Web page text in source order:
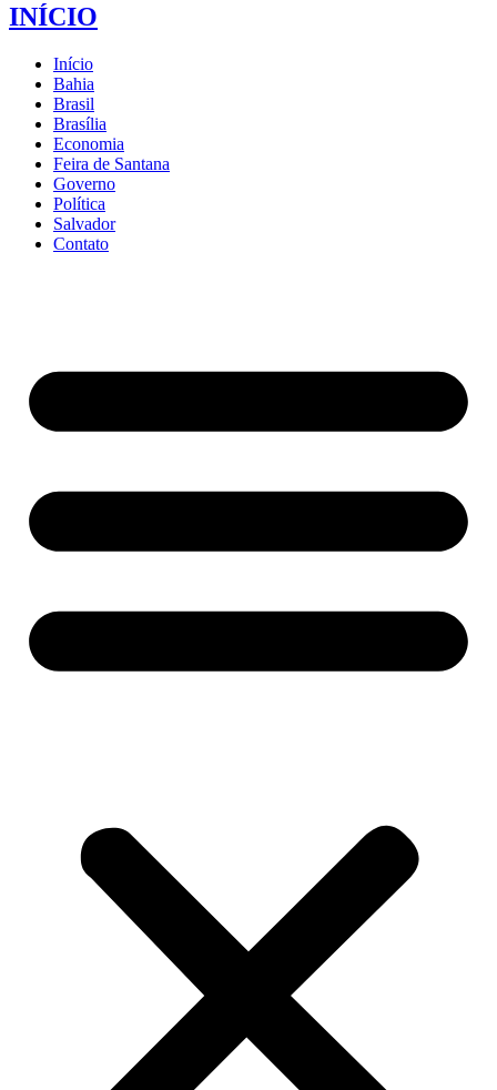
INÍCIO
Início
Bahia
Brasil
Brasília
Economia
Feira de Santana
Governo
Política
Salvador
Contato